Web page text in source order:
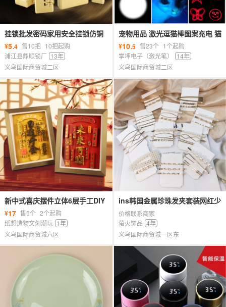
挂锁批发密码家用安全挂锁仿铜
锁防盗锁铜挂锁纯铜锁密码锁锁
具
¥5.4 售10把 10把起购
浦江县鼎顺锁厂 13年
义乌国际商贸城二区
宠物用品 激光逗猫棒图案充电 猫
咪玩具带紫光照明 厂家批发
¥10.5 售23个 1个起购
掌坤电子（激光笔）
14年
义乌国际商贸城二区
新中式喜庆摆件立体6层手工DIY
相框画乔迁送朋友学生礼物
¥17 售5个 2个起购
纸想造物文创潮玩 1年
义乌国际商贸城六区
ins韩国金属珍珠发夹套装网红少
女百拱一字夹简约边夹发卡发饰
女
价格联系商家
萤火饰品 4年
义乌国际商贸城一区东